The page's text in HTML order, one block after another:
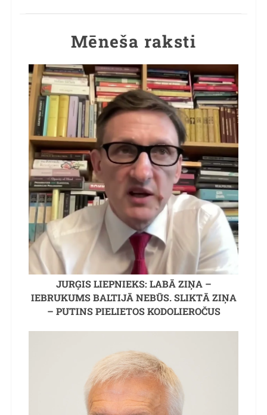
Mēneša raksti
JURĢIS LIEPNIEKS: LABĀ ZIŅA –
IEBRUKUMS BALTIJĀ NEBŪS. SLIKTĀ ZIŅA
– PUTINS PIELIETOS KODOLIEROČUS